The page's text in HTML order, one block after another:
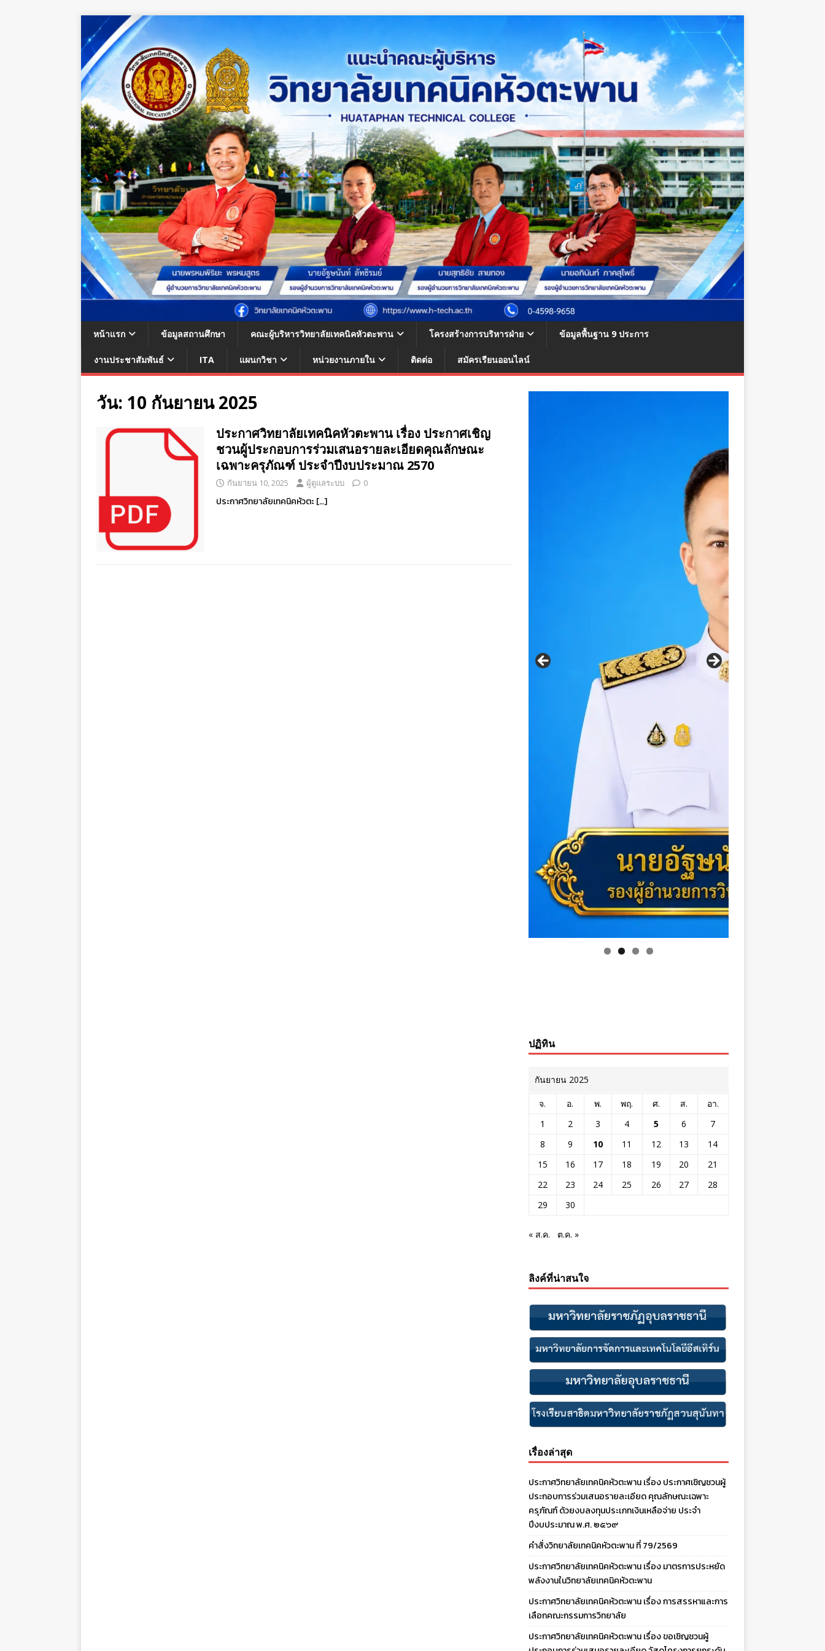
หน้าแรก ข้อมูลสถานศึกษา คณะผู้บริหารวิทยาลัยเทคนิคหัวตะพาน โครงสร้างการบริหารฝ่าย ข้อมูลพื้นฐาน 9 ประการ
งานประชาสัมพันธ์ ITA แผนกวิชา หน่วยงานภายใน ติดต่อ สมัครเรียนออนไลน์
วัน: 10 กันยายน 2025
ประกาศวิทยาลัยเทคนิคหัวตะพาน เรื่อง ประกาศเชิญ
ชวนผู้ประกอบการร่วมเสนอรายละเอียดคุณลักษณะ
เฉพาะครุภัณฑ์ ประจำปีงบประมาณ 2570
กันยายน 10, 2025 ผู้ดูแลระบบ 0
ประกาศวิทยาลัยเทคนิคหัวตะ[…]
ปฏิทิน
กันยายน 2025
จ. อ. พ. พฤ. ศ. ส.
อา.
1
2 3 4 5 6
7
8
9 10 11 12 13
14
15
16 17 18 19 20
21
22
23 24 25 26 27
28
29
30
« ส.ค. ต.ค. »
ลิงค์ที่น่าสนใจ
เรื่องล่าสุด
ประกาศวิทยาลัยเทคนิคหัวตะพาน เรื่อง ประกาศเชิญชวนผู้
ประกอบการร่วมเสนอรายละเอียด คุณลักษณะเฉพาะ
ครุภัณฑ์ ด้วยงบลงทุนประเภทเงินเหลือจ่าย ประจํา
ปีงบประมาณ พ.ศ. ๒๕๖๙
คำสั่งวิทยาลัยเทคนิคหัวตะพาน ที่ 79/2569
ประกาศวิทยาลัยเทคนิคหัวตะพาน เรื่อง มาตรการประหยัด
พลังงานในวิทยาลัยเทคนิคหัวตะพาน
ประกาศวิทยาลัยเทคนิคหัวตะพาน เรื่อง การสรรหาและการ
เลือกคณะกรรมการวิทยาลัย
ประกาศวิทยาลัยเทคนิคหัวตะพาน เรื่อง ขอเชิญชวนผู้